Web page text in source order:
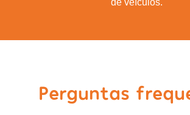
de veículos.
Perguntas